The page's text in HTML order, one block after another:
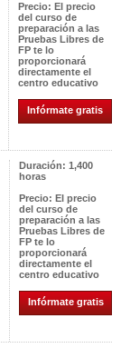
Precio: El precio
del curso de
preparación a las
Pruebas Libres de
FP te lo
proporcionará
directamente el
centro educativo
Infórmate gratis
Duración: 1,400
horas
Precio: El precio
del curso de
preparación a las
Pruebas Libres de
FP te lo
proporcionará
directamente el
centro educativo
Infórmate gratis